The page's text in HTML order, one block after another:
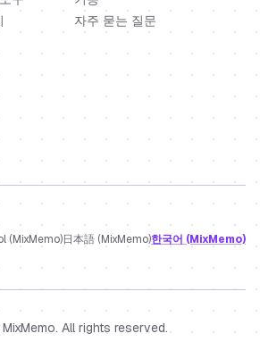
자주 묻는 질문
(MixMemo)日本語 (MixMemo)한국어 (MixMemo)
MixMemo. All rights reserved.